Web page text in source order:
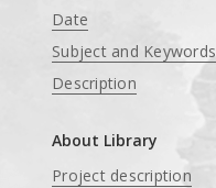
Date
Subject and Keywords
Description
About Library
Project description